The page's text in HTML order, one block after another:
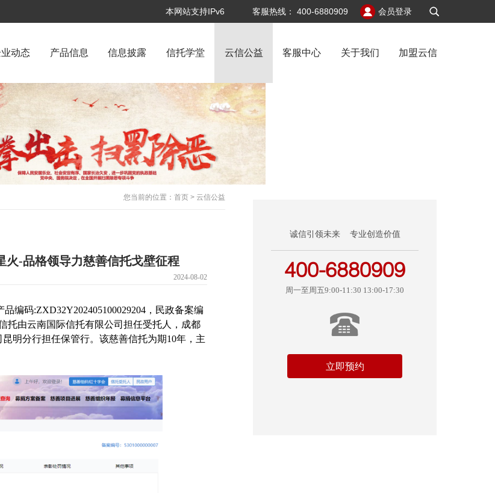
会员登录
客服热线： 400-6880909
本网站支持IPv6
动态 产品信息 信息披露 信托学堂 云信公益 客服中心 关于我们 加盟云信
您当前的位置：首页 > 云信公益
火-品格领导力慈善信托戈壁征程
2024-08-02
品编码:ZXD32Y202405100029204，民政备案编
托由云南国际信托有限公司担任受托人，成都
明分行担任保管行。该慈善信托为期10年，主
诚信引领未来 专业创造价值
400-6880909
周一至周五9:00-11:30 13:00-17:30
立即预约